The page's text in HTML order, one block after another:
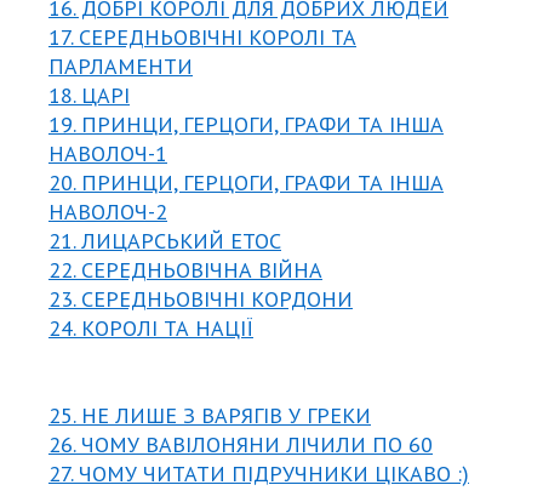
16. ДОБРІ КОРОЛІ ДЛЯ ДОБРИХ ЛЮДЕЙ
17. СЕРЕДНЬОВІЧНІ КОРОЛІ ТА
ПАРЛАМЕНТИ
18. ЦАРІ
19. ПРИНЦИ, ГЕРЦОГИ, ГРАФИ ТА ІНША
НАВОЛОЧ-1
20. ПРИНЦИ, ГЕРЦОГИ, ГРАФИ ТА ІНША
НАВОЛОЧ-2
21. ЛИЦАРСЬКИЙ ЕТОС
22. СЕРЕДНЬОВІЧНА ВІЙНА
23. СЕРЕДНЬОВІЧНІ КОРДОНИ
24. КОРОЛІ ТА НАЦІЇ
25. НЕ ЛИШЕ З ВАРЯГІВ У ГРЕКИ
26. ЧОМУ ВАВІЛОНЯНИ ЛІЧИЛИ ПО 60
27. ЧОМУ ЧИТАТИ ПІДРУЧНИКИ ЦІКАВО :)